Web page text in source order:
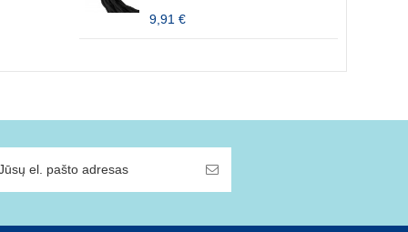
9,91 €